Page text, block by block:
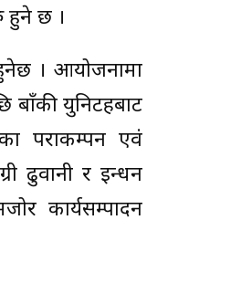
हुने छ ।
हुनेछ । आयोजनामा
बाँकी युनिटहरूबाट
पराकम्पन एवं
ढुवानी र इन्धन
कार्यसम्पादन